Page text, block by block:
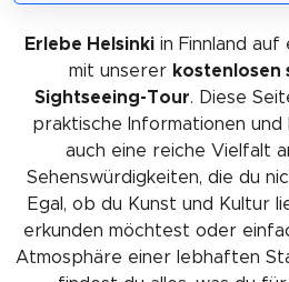
Erlebe Helsinki in Finnland auf
mit unserer
Sightseeing-Tour. Diese
praktische Informationen und
auch eine reiche Vielfalt
Sehenswürdigkeiten, die du
Egal, ob du Kunst und Kultur
erkunden möchtest oder
Atmosphäre einer lebhaften